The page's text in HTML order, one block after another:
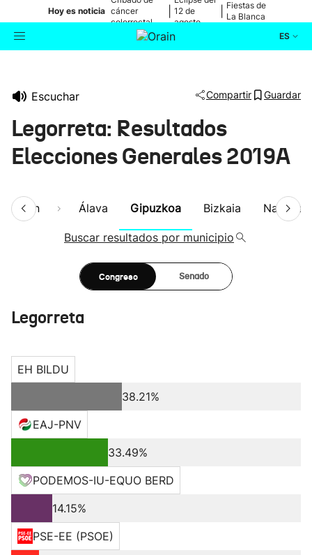
Hoy es noticia cáncer
colorrectal
12 de
agosto
Fiestas de
La Blanca
ES
Escuchar Compartir Guardar
Legorreta: Resultados
Elecciones Generales 2019A
Álava Gipuzkoa Bizkaia Navarra
Buscar resultados por municipio
Congreso Senado
Legorreta
EH BILDU
38.21%
EAJ-PNV
33.49%
PODEMOS-IU-EQUO BERD
14.15%
PSE-EE (PSOE)